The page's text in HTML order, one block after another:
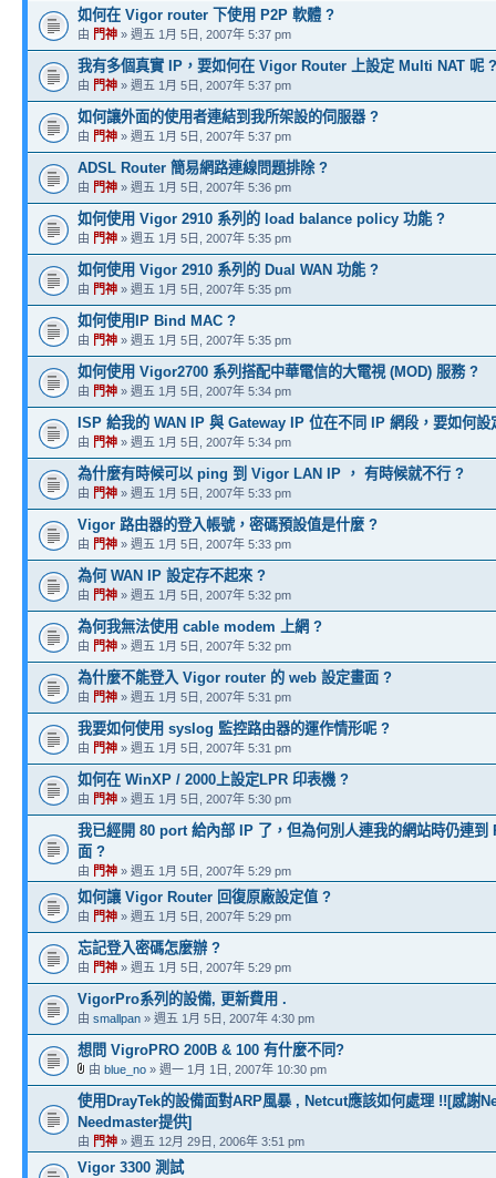
如何在 Vigor router 下使用 P2P 軟體 ?
由 門神 » 週五 1月 5日, 2007年 5:37 pm
我有多個真實 IP，要如何在 Vigor Router 上設定 Multi NAT 呢 ?
由 門神 » 週五 1月 5日, 2007年 5:37 pm
如何讓外面的使用者連結到我所架設的伺服器 ?
由 門神 » 週五 1月 5日, 2007年 5:37 pm
ADSL Router 簡易網路連線問題排除 ?
由 門神 » 週五 1月 5日, 2007年 5:36 pm
如何使用 Vigor 2910 系列的 load balance policy 功能 ?
由 門神 » 週五 1月 5日, 2007年 5:35 pm
如何使用 Vigor 2910 系列的 Dual WAN 功能 ?
由 門神 » 週五 1月 5日, 2007年 5:35 pm
如何使用IP Bind MAC ?
由 門神 » 週五 1月 5日, 2007年 5:35 pm
如何使用 Vigor2700 系列搭配中華電信的大電視 (MOD) 服務 ?
由 門神 » 週五 1月 5日, 2007年 5:34 pm
ISP 給我的 WAN IP 與 Gateway IP 位在不同 IP 網段，要如何設
由 門神 » 週五 1月 5日, 2007年 5:34 pm
為什麼有時候可以 ping 到 Vigor LAN IP ， 有時候就不行 ?
由 門神 » 週五 1月 5日, 2007年 5:33 pm
Vigor 路由器的登入帳號，密碼預設值是什麼 ?
由 門神 » 週五 1月 5日, 2007年 5:33 pm
為何 WAN IP 設定存不起來 ?
由 門神 » 週五 1月 5日, 2007年 5:32 pm
為何我無法使用 cable modem 上網 ?
由 門神 » 週五 1月 5日, 2007年 5:32 pm
為什麼不能登入 Vigor router 的 web 設定畫面 ?
由 門神 » 週五 1月 5日, 2007年 5:31 pm
我要如何使用 syslog 監控路由器的運作情形呢 ?
由 門神 » 週五 1月 5日, 2007年 5:31 pm
如何在 WinXP / 2000上設定LPR 印表機 ?
由 門神 » 週五 1月 5日, 2007年 5:30 pm
我已經開 80 port 給內部 IP 了，但為何別人連我的網站時仍連到
面 ?
由 門神 » 週五 1月 5日, 2007年 5:29 pm
如何讓 Vigor Router 回復原廠設定值 ?
由 門神 » 週五 1月 5日, 2007年 5:29 pm
忘記登入密碼怎麼辦 ?
由 門神 » 週五 1月 5日, 2007年 5:29 pm
VigorPro系列的設備, 更新費用 .
由 smallpan » 週五 1月 5日, 2007年 4:30 pm
想問 VigroPRO 200B & 100 有什麼不同?
由 blue_no » 週一 1月 1日, 2007年 10:30 pm
使用DrayTek的設備面對ARP風暴 , Netcut應該如何處理 !![感謝
Needmaster提供]
由 門神 » 週五 12月 29日, 2006年 3:51 pm
Vigor 3300 測試